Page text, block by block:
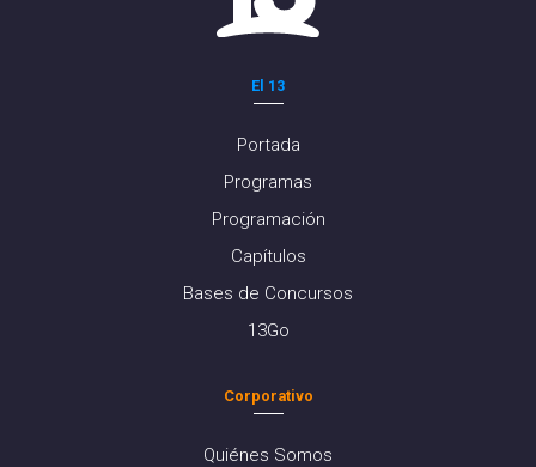
El 13
Portada
Programas
Programación
Capítulos
Bases de Concursos
13Go
Corporativo
Quiénes Somos